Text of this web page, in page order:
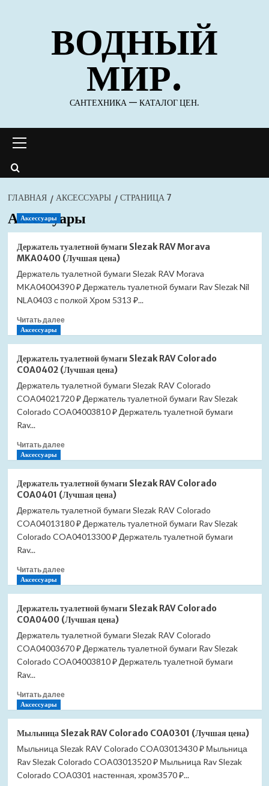
содержимомуВОДНЫЙ
МИР.
САНТЕХНИКА — КАТАЛОГ ЦЕН.
меню
ГЛАВНАЯ АКСЕССУАРЫ СТРАНИЦА 7
Аксессуары
Аксессуары
Держатель туалетной бумаги Slezak RAV Morava
MKA0400 (Лучшая цена)
Держатель туалетной бумаги Slezak RAV Morava
MKA04004390 ₽ Держатель туалетной бумаги Rav Slezak Nil
NLA0403 с полкой Хром 5313 ₽...
Читать далееПрочитать
туалетной
бумаги
Slezak
RAV
Morava
цена)
Аксессуары
Держатель туалетной бумаги Slezak RAV Colorado
COA0402 (Лучшая цена)
Держатель туалетной бумаги Slezak RAV Colorado
COA04021720 ₽ Держатель туалетной бумаги Rav Slezak
Colorado COA04003810 ₽ Держатель туалетной бумаги
Rav...
Читать далееПрочитать
туалетной
бумаги
Slezak
RAV
Colorado
цена)
Аксессуары
Держатель туалетной бумаги Slezak RAV Colorado
COA0401 (Лучшая цена)
Держатель туалетной бумаги Slezak RAV Colorado
COA04013180 ₽ Держатель туалетной бумаги Rav Slezak
Colorado COA04013300 ₽ Держатель туалетной бумаги
Rav...
Читать далееПрочитать
туалетной
бумаги
Slezak
RAV
Colorado
цена)
Аксессуары
Держатель туалетной бумаги Slezak RAV Colorado
COA0400 (Лучшая цена)
Держатель туалетной бумаги Slezak RAV Colorado
COA04003670 ₽ Держатель туалетной бумаги Rav Slezak
Colorado COA04003810 ₽ Держатель туалетной бумаги
Rav...
Читать далееПрочитать
Держатель
туалетной
бумаги
Slezak
RAV
Аксессуары
Мыльница Slezak RAV Colorado COA0301 (Лучшая цена)
Мыльница Slezak RAV Colorado COA03013430 ₽ Мыльница
Rav Slezak Colorado COA03013520 ₽ Мыльница Rav Slezak
Colorado COA0301 настенная, хром3570 ₽...